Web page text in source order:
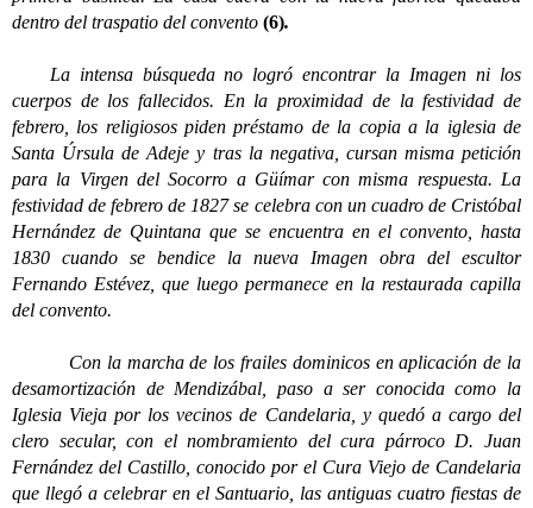
dentro del traspatio del convento (6).
La intensa búsqueda no logró encontrar la Imagen ni los
cuerpos de los fallecidos. En la proximidad de la festividad de
febrero, los religiosos piden préstamo de la copia a la iglesia de
Santa Úrsula de Adeje y tras la negativa, cursan misma petición
para la Virgen del Socorro a Güímar con misma respuesta. La
festividad de febrero de 1827 se celebra con un cuadro de Cristóbal
Hernández de Quintana que se encuentra en el convento, hasta
1830 cuando se bendice la nueva Imagen obra del escultor
Fernando Estévez, que luego permanece en la restaurada capilla
del convento.
Con la marcha de los frailes dominicos en aplicación de la
desamortización de Mendizábal, paso a ser conocida como la
Iglesia Vieja por los vecinos de Candelaria, y quedó a cargo del
clero secular, con el nombramiento del cura párroco D. Juan
Fernández del Castillo, conocido por el Cura Viejo de Candelaria
que llegó a celebrar en el Santuario, las antiguas cuatro fiestas de